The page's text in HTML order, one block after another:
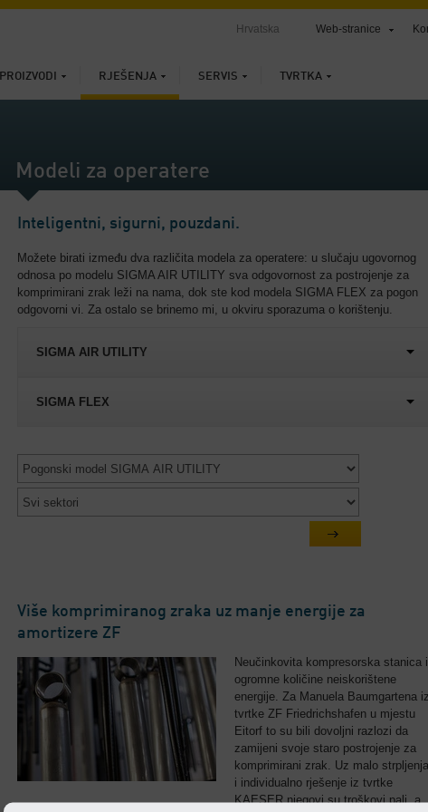
PROIZVODI RJEŠENJA SERVIS TVRTKA
Hrvatska Web-stranice
Modeli za operatere
Inteligentni, sigurni, pouzdani.
Možete birati između dva različita modela za operatere: u slučaju ugovornog
odnosa po modelu SIGMA AIR UTILITY sva odgovornost za postrojenje za
komprimirani zrak leži na nama, dok ste kod modela SIGMA FLEX za pogon
odgovorni vi. Za ostalo se brinemo mi, u okviru sporazuma o korištenju.
SIGMA AIR UTILITY
SIGMA FLEX
Više komprimiranog zraka uz manje energije za
amortizere ZF
Neučinkovita kompresorska stanica i
ogromne količine neiskorištene
energije. Za Manuela Baumgartena
tvrtke ZF Friedrichshafen u mjestu
Eitorf to su bili dovoljni razlozi da
zamijeni svoje staro postrojenje za
komprimirani zrak. Uz malo strpljenja
i individualno rješenje iz tvrtke
KAESER njegovi su troškovi pali, a